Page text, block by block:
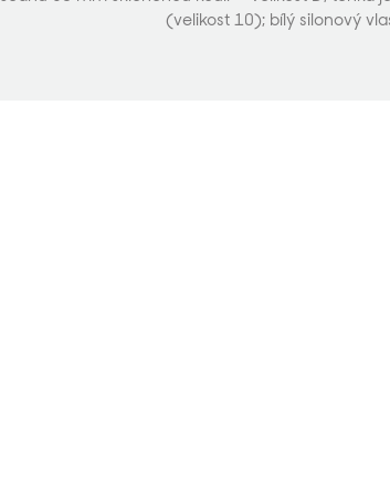
(velikost 10); bílý silonový